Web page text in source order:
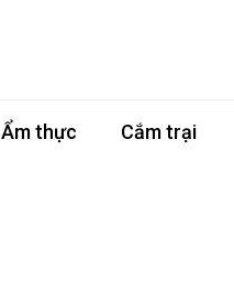
Ẩm thực Cắm trại